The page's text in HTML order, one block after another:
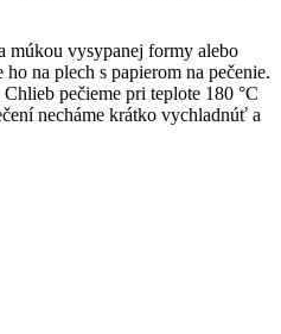
múkou vysypanej formy alebo
na plech s papierom na pečenie.
pečieme pri teplote 180 °C
necháme krátko vychladnúť a